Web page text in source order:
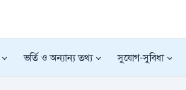
ভর্তি ও অন্যান্য তথ্য সুযোগ-সুবিধা